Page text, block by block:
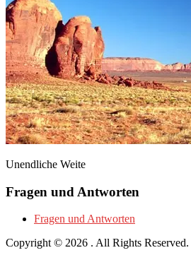
Unendliche Weite
Fragen und Antworten
Fragen und Antworten
Copyright © 2026 . All Rights Reserved.